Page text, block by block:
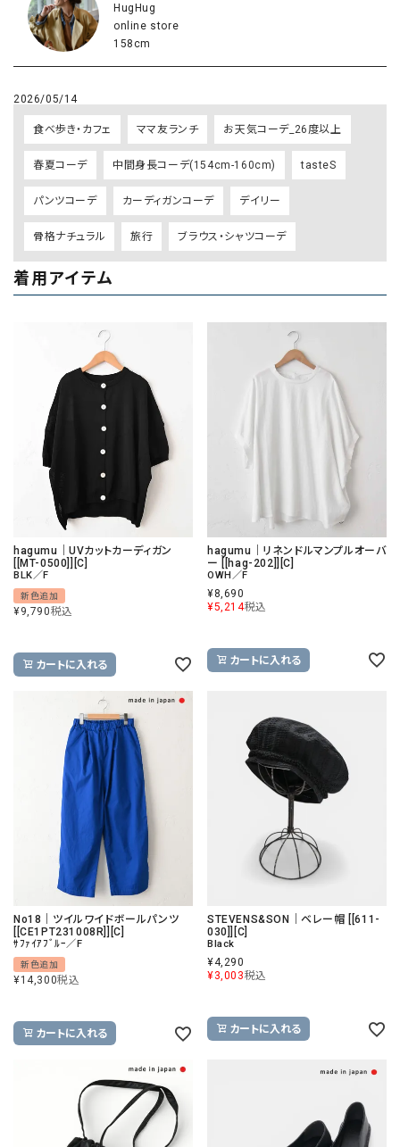
HugHug
online store
158cm
2026/05/14
食べ歩き・カフェ ママ友ランチ お天気コーデ_26度以上
春夏コーデ 中間身長コーデ(154cm-160cm) tasteS
パンツコーデ カーディガンコーデ デイリー
骨格ナチュラル 旅行 ブラウス・シャツコーデ
着用アイテム
hagumu｜UVカットカーディガン
[[MT-0500]][C]
BLK／F
新色追加
¥9,790税込
カートに入れる
hagumu｜リネンドルマンプルオーバ
ー [[hag-202]][C]
OWH／F
¥8,690
¥5,214税込
カートに入れる
No18｜ツイルワイドボールパンツ
[[CE1PT231008R]][C]
ｻﾌｧｲｱﾌﾞﾙｰ／F
新色追加
¥14,300税込
カートに入れる
STEVENS&SON｜ベレー帽 [[611-
030]][C]
Black
¥4,290
¥3,003税込
カートに入れる